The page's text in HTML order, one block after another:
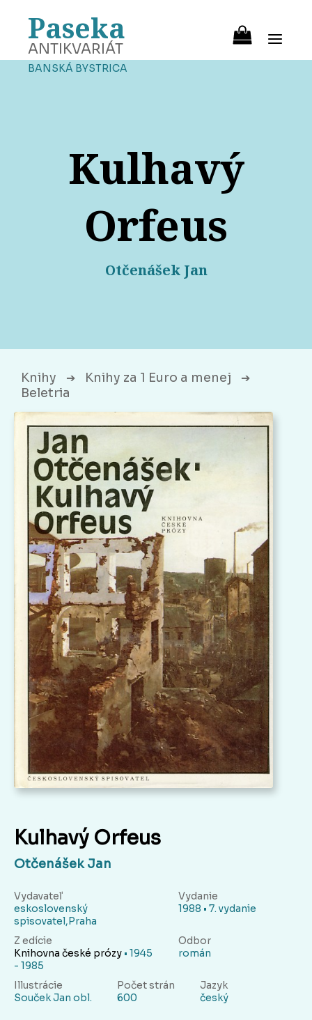
Paseka
ANTIKVARIÁT
BANSKÁ BYSTRICA
Kulhavý
Orfeus
Otčenášek Jan
Knihy ➔ Knihy za 1 Euro a menej ➔
Beletria
Kulhavý Orfeus
Otčenášek Jan
Vydavateľ
eskoslovenský
spisovatel,Praha
Vydanie
1988 • 7. vydanie
Z edície
Knihovna české prózy • 1945
- 1985
Odbor
román
Illustrácie
Souček Jan obl.
Počet strán
600
Jazyk
český